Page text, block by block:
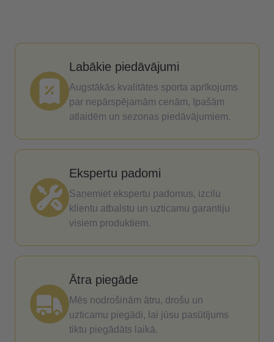
Labākie piedāvājumi
Augstākās kvalitātes sporta aprīkojums
par nepārspējamām cenām, īpašām
atlaidēm un sezonas piedāvājumiem.
Ekspertu padomi
Saņemiet ekspertu padomus, izcilu
klientu atbalstu un uzticamu garantiju
visiem produktiem.
Ātra piegāde
Mēs nodrošinām ātru, drošu un
uzticamu piegādi, lai jūsu pasūtījums
tiktu piegādāts laikā.